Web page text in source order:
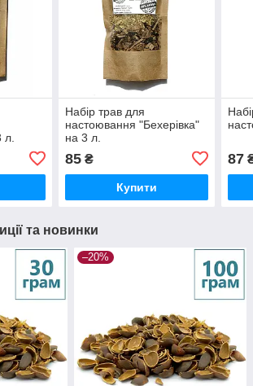
л.
Набір трав для
настоювання "Бехерівка"
на 3 л.
85₴
Купити
87
та новинки
–20%